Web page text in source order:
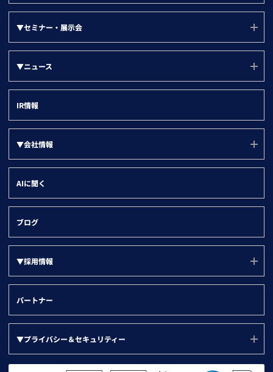
サポート
LBCメンテナンス状況
その他法人データ提供サービス
▼『目的別』活用方法
デジタルマーケティング
取引先の情報登録
名寄せ
名刺データ連携
与信・取引先チェック
▼部門別
インサイトセールス部門
マーケティング・経営企画部門
情報システム部門
管理部門
▼ツール別
Salesforce
HubSpot
Dynamics 365
▼セミナー・展示会
セミナー・展示会
▼ニュース
すべて
製品ニュース
IR情報
▼会社情報
会社情報(ユーソナーについて)
沿革
役員紹介
代表メッセージ
オフィス環境
ユニークな福利厚生・制度
AIに聞く
ブログ
▼採用情報
採用ページ(TOP)
人事制度
採用活動日誌
パートナー
▼プライバシー＆セキュリティー
プライバシー＆セキュリティー(TOP)